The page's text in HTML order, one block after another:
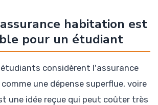
habitation est
pour un étudiant
considèrent l'assurance
une dépense superflue, voire
une idée reçue qui peut coûter très